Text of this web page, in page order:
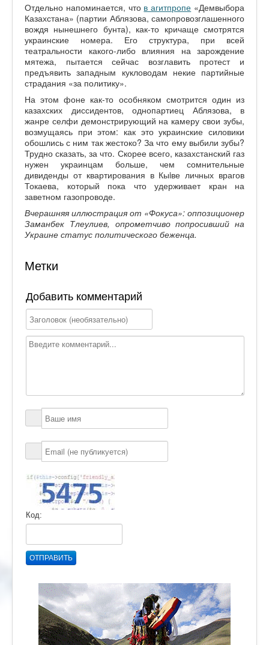
Отдельно напоминается, что в агитпропе «Демвыбора
Казахстана» (партии Аблязова, самопровозглашенного
вождя нынешнего бунта), как-то кричаще смотрятся
украинские номера. Его структура, при всей
театральности какого-либо влияния на зарождение
мятежа, пытается сейчас возглавить протест и
предъявить западным кукловодам некие партийные
страдания «за политику».
На этом фоне как-то особняком смотрится один из
казахских диссидентов, однопартиец Аблязова, в
жанре селфи демонстрирующий на камеру свои зубы,
возмущаясь при этом: как это украинские силовики
обошлись с ним так жестоко? За что ему выбили зубы?
Трудно сказать, за что. Скорее всего, казахстанский газ
нужен украинцам больше, чем сомнительные
дивиденды от квартирования в Кыiве личных врагов
Токаева, который пока что удерживает кран на
заветном газопроводе.
Вчерашняя иллюстрация от «Фокуса»: оппозиционер
Заманбек Тлеулиев, опрометчиво попросивший на
Украине статус политического беженца.
Метки
Добавить комментарий
Код:
ОТПРАВИТЬ